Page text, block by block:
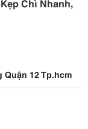
12 Tp.hcm